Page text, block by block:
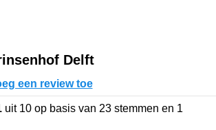
Delft
een review toe
uit 10 op basis van 23 stemmen en 1